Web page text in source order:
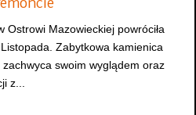
Ostrowi Mazowieckiej powróciła
Zabytkowa kamienica
swoim wyglądem oraz
z...